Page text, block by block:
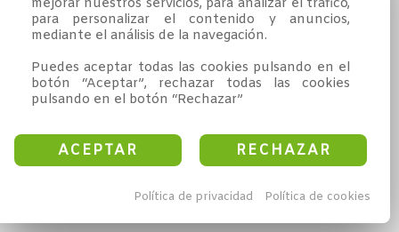
mejorar nuestros servicios, para analizar el tráfico,
para personalizar el contenido y anuncios,
mediante el análisis de la navegación.
Puedes aceptar todas las cookies pulsando en el
botón “Aceptar”, rechazar todas las cookies
pulsando en el botón “Rechazar”
ACEPTAR RECHAZAR
Política de privacidad Política de cookies